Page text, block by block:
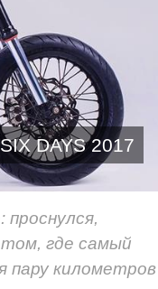
DAYS 2017
том, где самый
пару километров